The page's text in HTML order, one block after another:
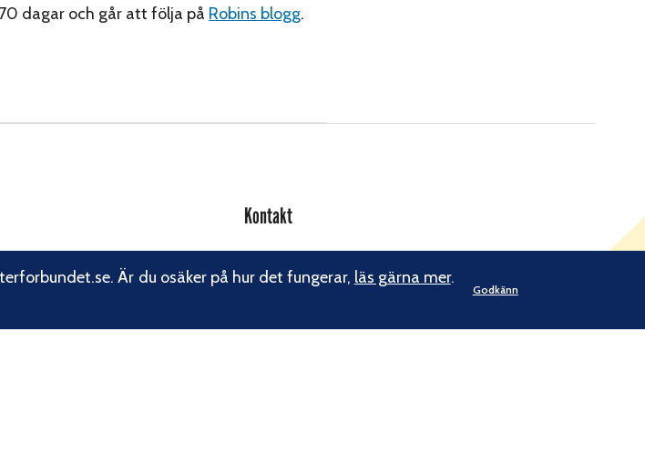
dagar och går att följa på Robins blogg.
Kontakt
Svenska Klätterförbundet
Gotlandsgatan 46
E-post:kansliet@klatterforbundet.rf.se
Är du osäker på hur det fungerar, läs gärna mer.
Godkänn